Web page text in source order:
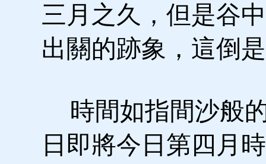
三月之久，但是谷
出關的跡象，這倒
時間如指間沙般
日即將今日第四月